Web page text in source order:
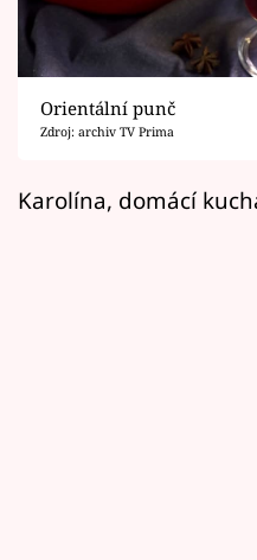
Sledujte prima+
Filmový festival
Orientální punč
Zdroj: archiv TV Prima
Karolína, domácí